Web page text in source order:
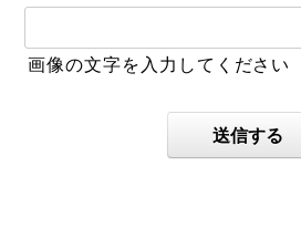
画像の文字を入力してください
送信する